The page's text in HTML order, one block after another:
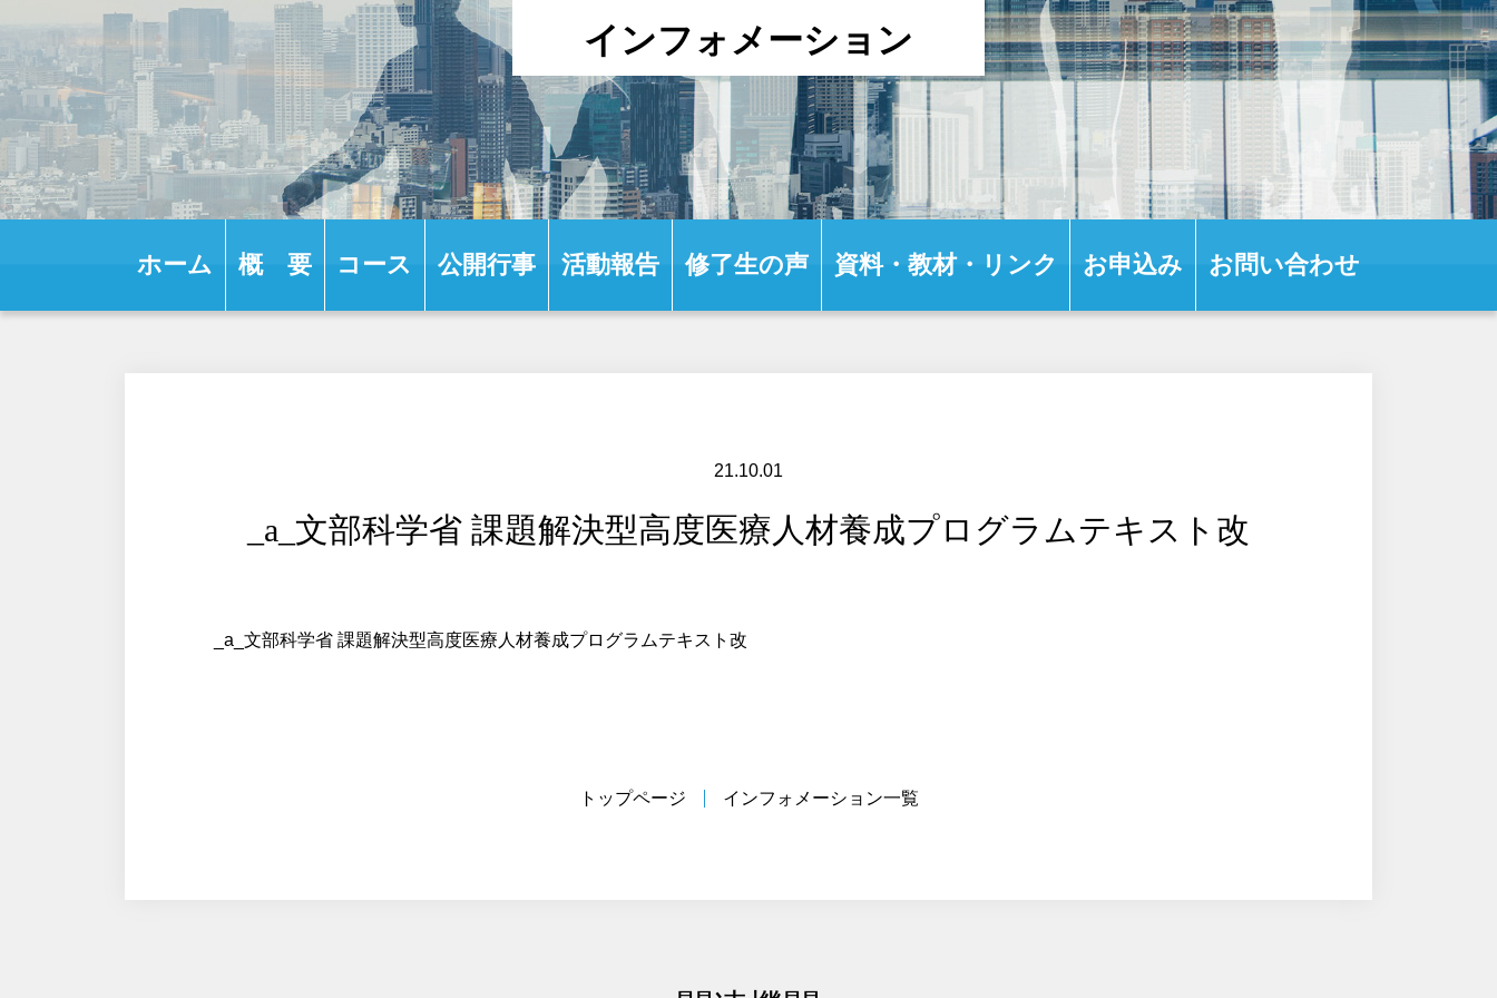
インフォメーション
ホーム 概 要 コース 公開行事 活動報告 修了生の声 資料・教材・リンク お申込み お問い合わせ
21.10.01
_a_文部科学省 課題解決型高度医療人材養成プログラムテキスト改
_a_文部科学省 課題解決型高度医療人材養成プログラムテキスト改
トップページ インフォメーション一覧